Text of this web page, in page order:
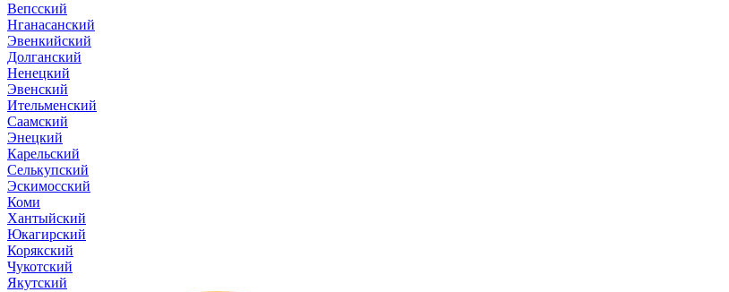
Вепсский
Нганасанский
Эвенкийский
Долганский
Ненецкий
Эвенский
Ительменский
Саамский
Энецкий
Карельский
Селькупский
Эскимосский
Коми
Хантыйский
Юкагирский
Корякский
Чукотский
Якутский